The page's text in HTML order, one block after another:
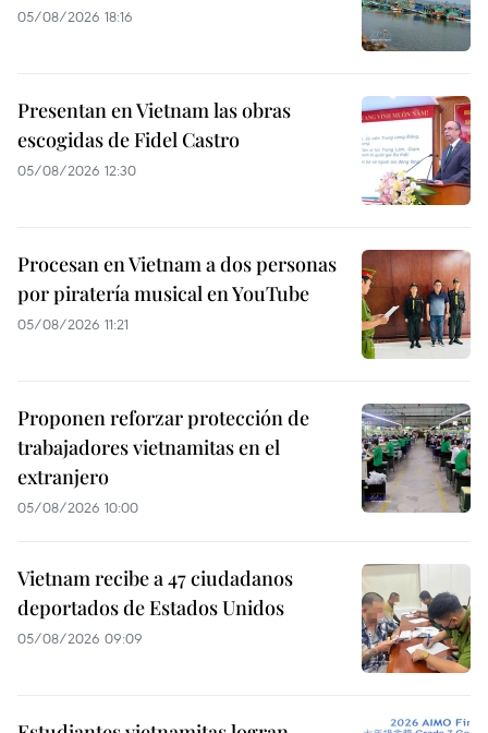
05/08/2026 18:16
Presentan en Vietnam las obras
escogidas de Fidel Castro
05/08/2026 12:30
Procesan en Vietnam a dos personas
por piratería musical en YouTube
05/08/2026 11:21
Proponen reforzar protección de
trabajadores vietnamitas en el
extranjero
05/08/2026 10:00
Vietnam recibe a 47 ciudadanos
deportados de Estados Unidos
05/08/2026 09:09